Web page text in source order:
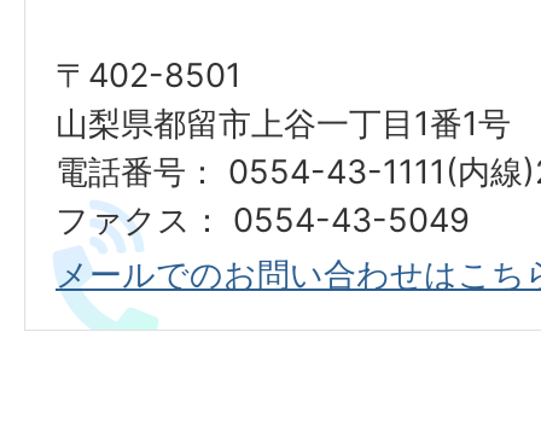
〒402-8501
山梨県都留市上谷一丁目1番1号
電話番号： 0554-43-1111(内線
ファクス： 0554-43-5049
メールでのお問い合わせはこち